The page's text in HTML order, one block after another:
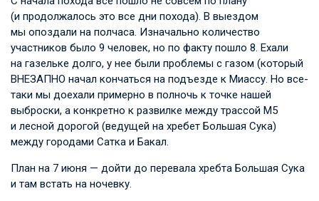
(и продолжалось это все дни похода). В выездом
мы опоздали на полчаса. Изначально количество
участников было 9 человек, но по факту пошло 8. Ехали
на газельке долго, у нее были проблемы с газом (который
ВНЕЗАПНО начал кончаться на подъезде к Миассу. Но все-
таки мы доехали примерно в полночь к точке нашей
выброски, а конкретно к развилке между трассой М5
и лесной дорогой (ведущей на хребет Большая Сука)
между городами Сатка и Бакал.
План на 7 июня — дойти до перевала хребта Большая Сука
и там встать на ночевку.